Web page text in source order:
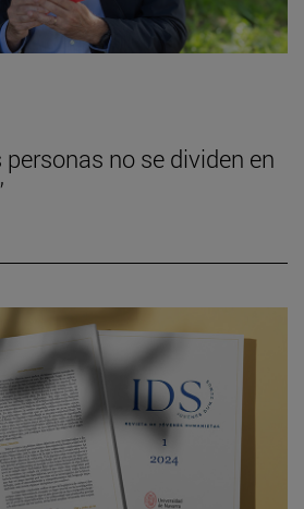
no se dividen en